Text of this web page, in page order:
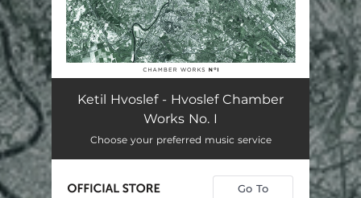
Erkejubel 05:40
Frammenti di Roma I. 01:13
Frammenti di Roma II. 00:50
Ketil Hvoslef - Hvoslef Chamber
Works No. I
Choose your preferred music service
Go To